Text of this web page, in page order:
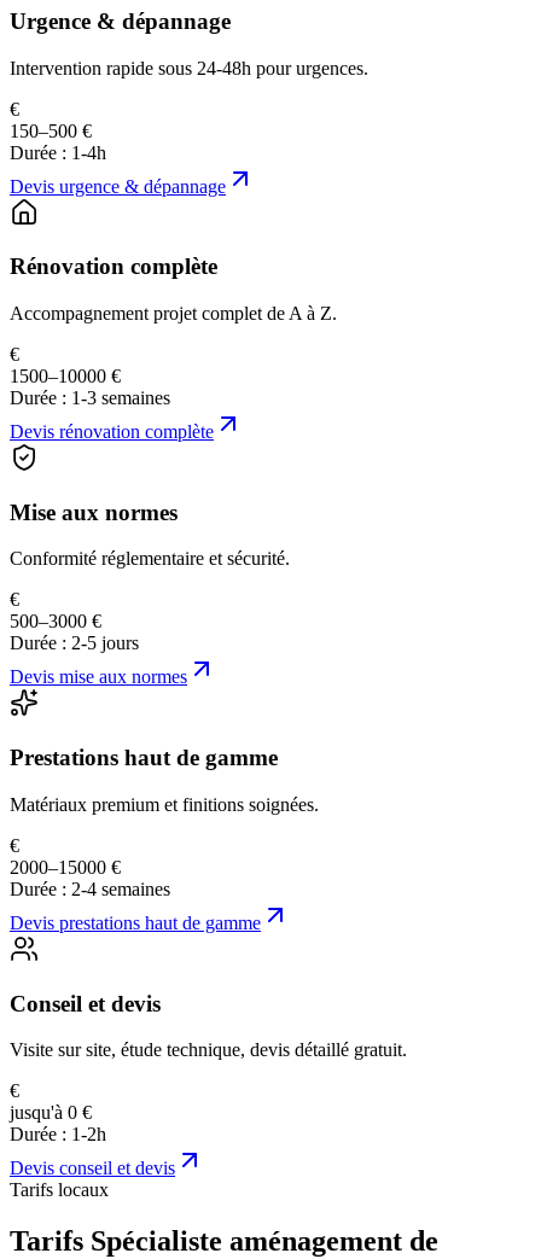
Urgence & dépannage
Intervention rapide sous 24-48h pour urgences.
€
150–500 €
Durée : 1-4h
Devis urgence & dépannage
Rénovation complète
Accompagnement projet complet de A à Z.
€
1500–10000 €
Durée : 1-3 semaines
Devis rénovation complète
Mise aux normes
Conformité réglementaire et sécurité.
€
500–3000 €
Durée : 2-5 jours
Devis mise aux normes
Prestations haut de gamme
Matériaux premium et finitions soignées.
€
2000–15000 €
Durée : 2-4 semaines
Devis prestations haut de gamme
Conseil et devis
Visite sur site, étude technique, devis détaillé gratuit.
€
jusqu'à 0 €
Durée : 1-2h
Devis conseil et devis
Tarifs locaux
Tarifs Spécialiste aménagement de